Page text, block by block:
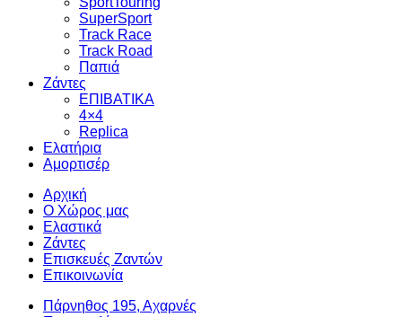
SuperSport
Track Race
Track Road
Παπιά
Ζάντες
ΕΠΙΒΑΤΙΚΑ
4×4
Replica
Ελατήρια
Αμορτισέρ
Αρχική
Ο Χώρος μας
Ελαστικά
Ζάντες
Επισκευές Ζαντών
Επικοινωνία
Πάρνηθος 195, Αχαρνές